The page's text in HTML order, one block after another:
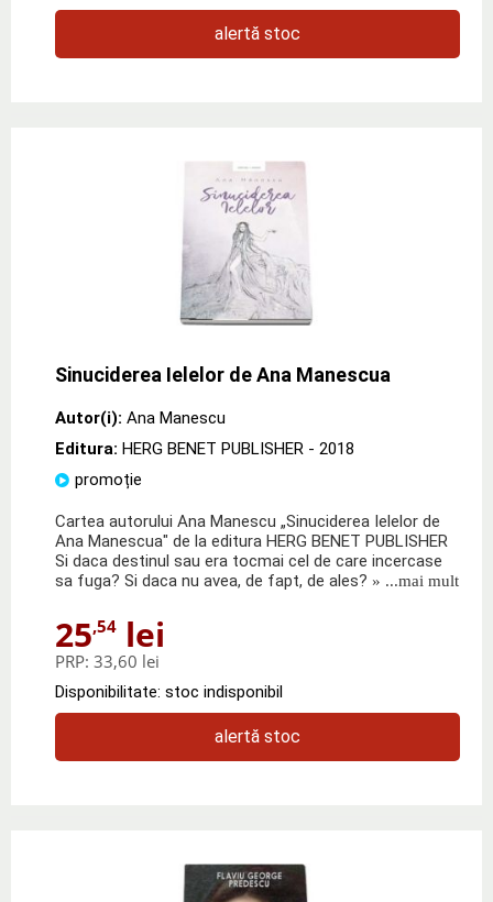
alertă stoc
Sinuciderea Ielelor de Ana Manescua
Autor(i): Ana Manescu
Editura: HERG BENET PUBLISHER - 2018
promoție
Cartea autorului Ana Manescu „Sinuciderea Ielelor de
Ana Manescua" de la editura HERG BENET PUBLISHER
Si daca destinul sau era tocmai cel de care incercase
sa fuga? Si daca nu avea, de fapt, de ales? » ...mai mult
25,54 lei
PRP: 33,60 lei
Disponibilitate: stoc indisponibil
alertă stoc